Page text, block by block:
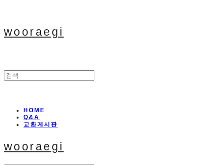
wooraegi
HOME
Q&A
교환게시판
wooraegi